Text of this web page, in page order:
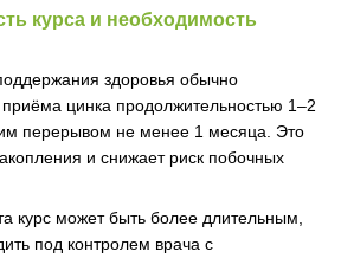
курса и необходимость
здоровья обычно
приёма цинка продолжительностью 1–2
перерывом не менее 1 месяца. Это
и снижает риск побочных
курс может быть более длительным,
под контролем врача с